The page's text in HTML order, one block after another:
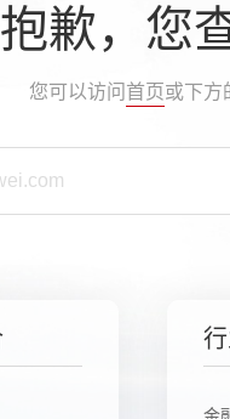
歉，您
您可以访问 首页或下方